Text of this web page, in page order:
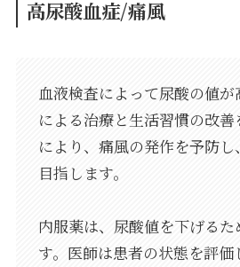
高尿酸血症/痛風
血液検査によって尿酸の値
による治療と生活習慣の改
により、痛風の発作を予防
目指します。
内服薬は、尿酸値を下げるた
す。医師は患者の状態を評